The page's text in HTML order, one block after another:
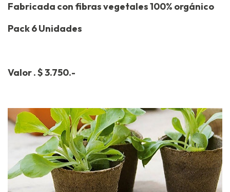
Fabricada con fibras vegetales 100% orgánico
Pack 6 Unidades
Valor . $ 3.750.-